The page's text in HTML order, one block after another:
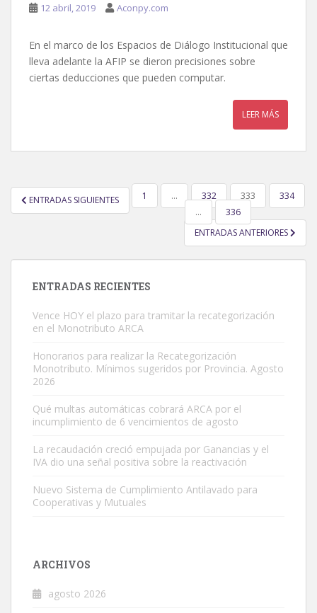
12 abril, 2019 Aconpy.com
En el marco de los Espacios de Diálogo Institucional que
lleva adelante la AFIP se dieron precisiones sobre
ciertas deducciones que pueden computar.
LEER MÁS
PAGINACIÓN
DE
ENTRADAS SIGUIENTES 1 … 332 333
334
…
336
ENTRADAS ANTERIORES
ENTRADAS RECIENTES
Vence HOY el plazo para tramitar la recategorización
en el Monotributo ARCA
Honorarios para realizar la Recategorización
Monotributo. Mínimos sugeridos por Provincia. Agosto
2026
Qué multas automáticas cobrará ARCA por el
incumplimiento de 6 vencimientos de agosto
La recaudación creció empujada por Ganancias y el
IVA dio una señal positiva sobre la reactivación
Nuevo Sistema de Cumplimiento Antilavado para
Cooperativas y Mutuales
ARCHIVOS
agosto 2026